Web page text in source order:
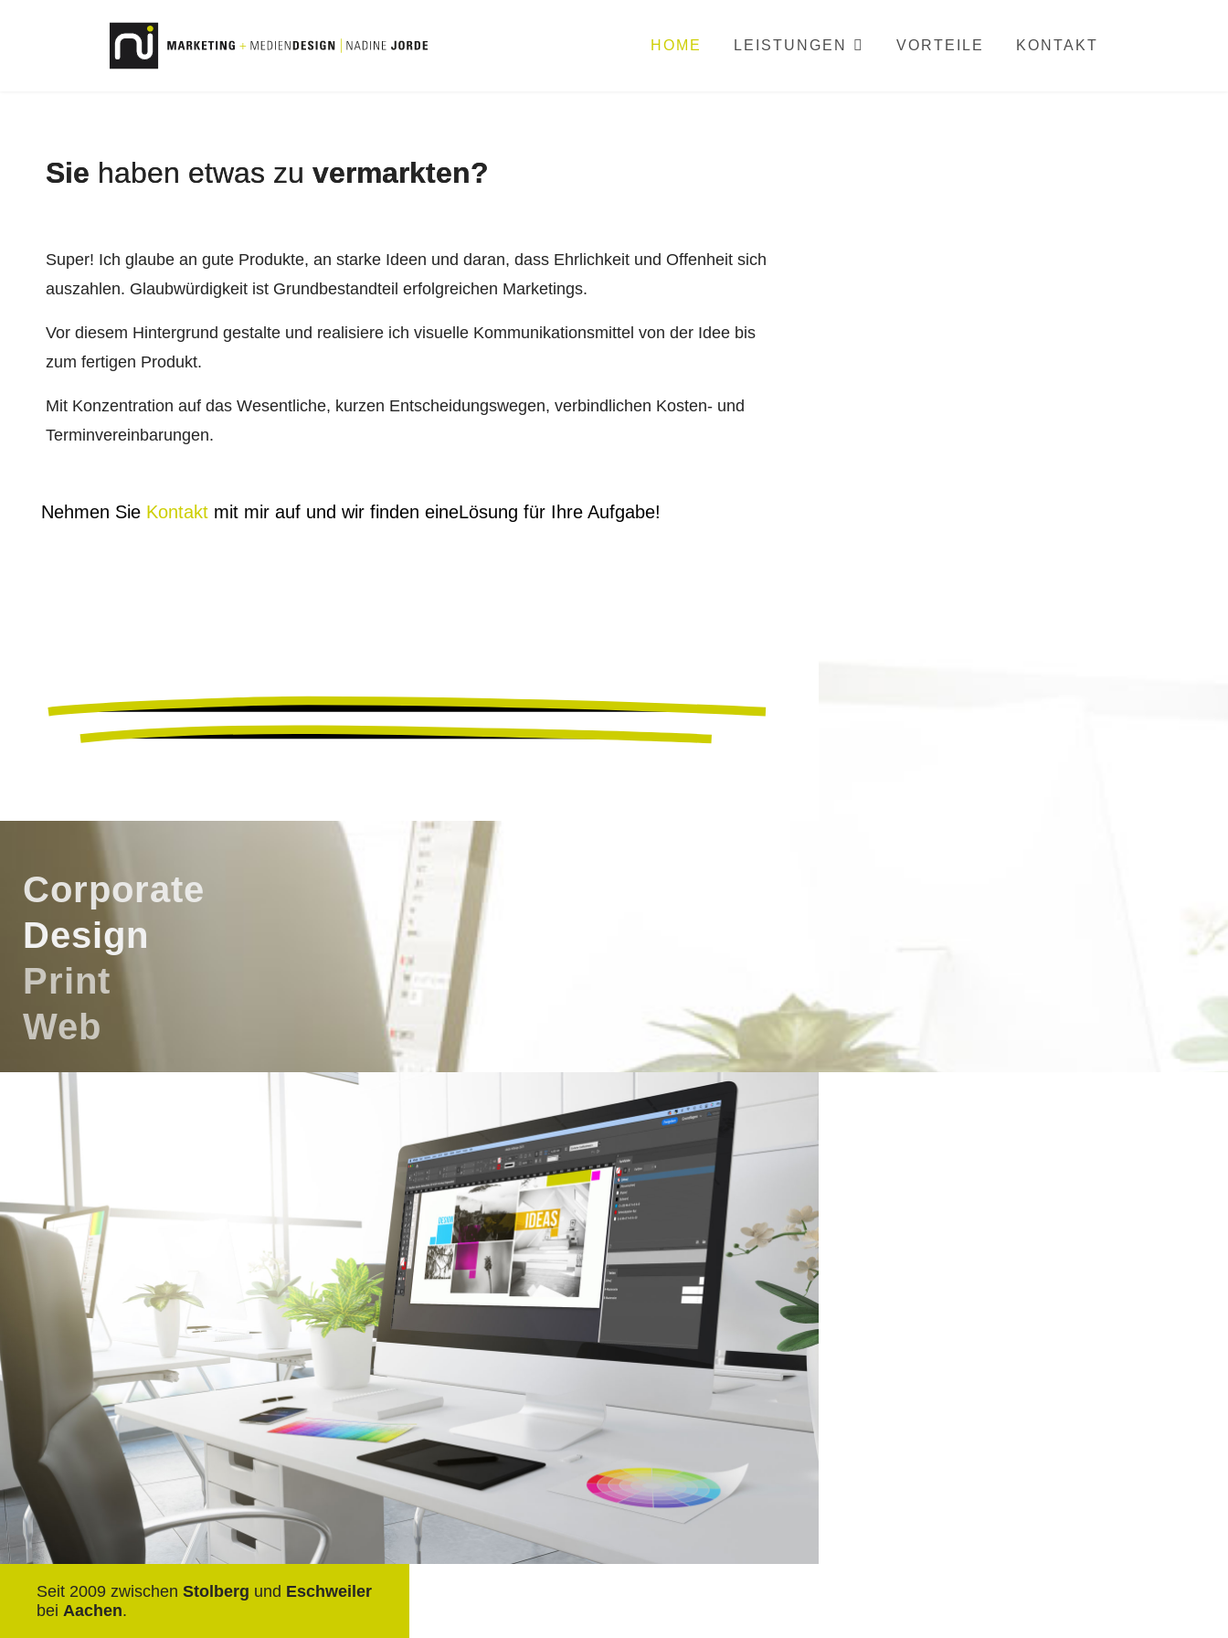
HOME LEISTUNGEN VORTEILE KONTAKT
Sie haben etwas zu vermarkten?
Super! Ich glaube an gute Produkte, an starke Ideen und daran, dass Ehrlichkeit und Offenheit sich
auszahlen. Glaubwürdigkeit ist Grundbestandteil erfolgreichen Marketings.
Vor diesem Hintergrund gestalte und realisiere ich visuelle Kommunikationsmittel von der Idee bis
zum fertigen Produkt.
Mit Konzentration auf das Wesentliche, kurzen Entscheidungswegen, verbindlichen Kosten- und
Terminvereinbarungen.
Nehmen Sie Kontakt mit mir auf und wir finden eineLösung für Ihre Aufgabe!
Corporate
Design
Print
Web
Seit 2009 zwischen Stolberg und Eschweiler
bei Aachen.